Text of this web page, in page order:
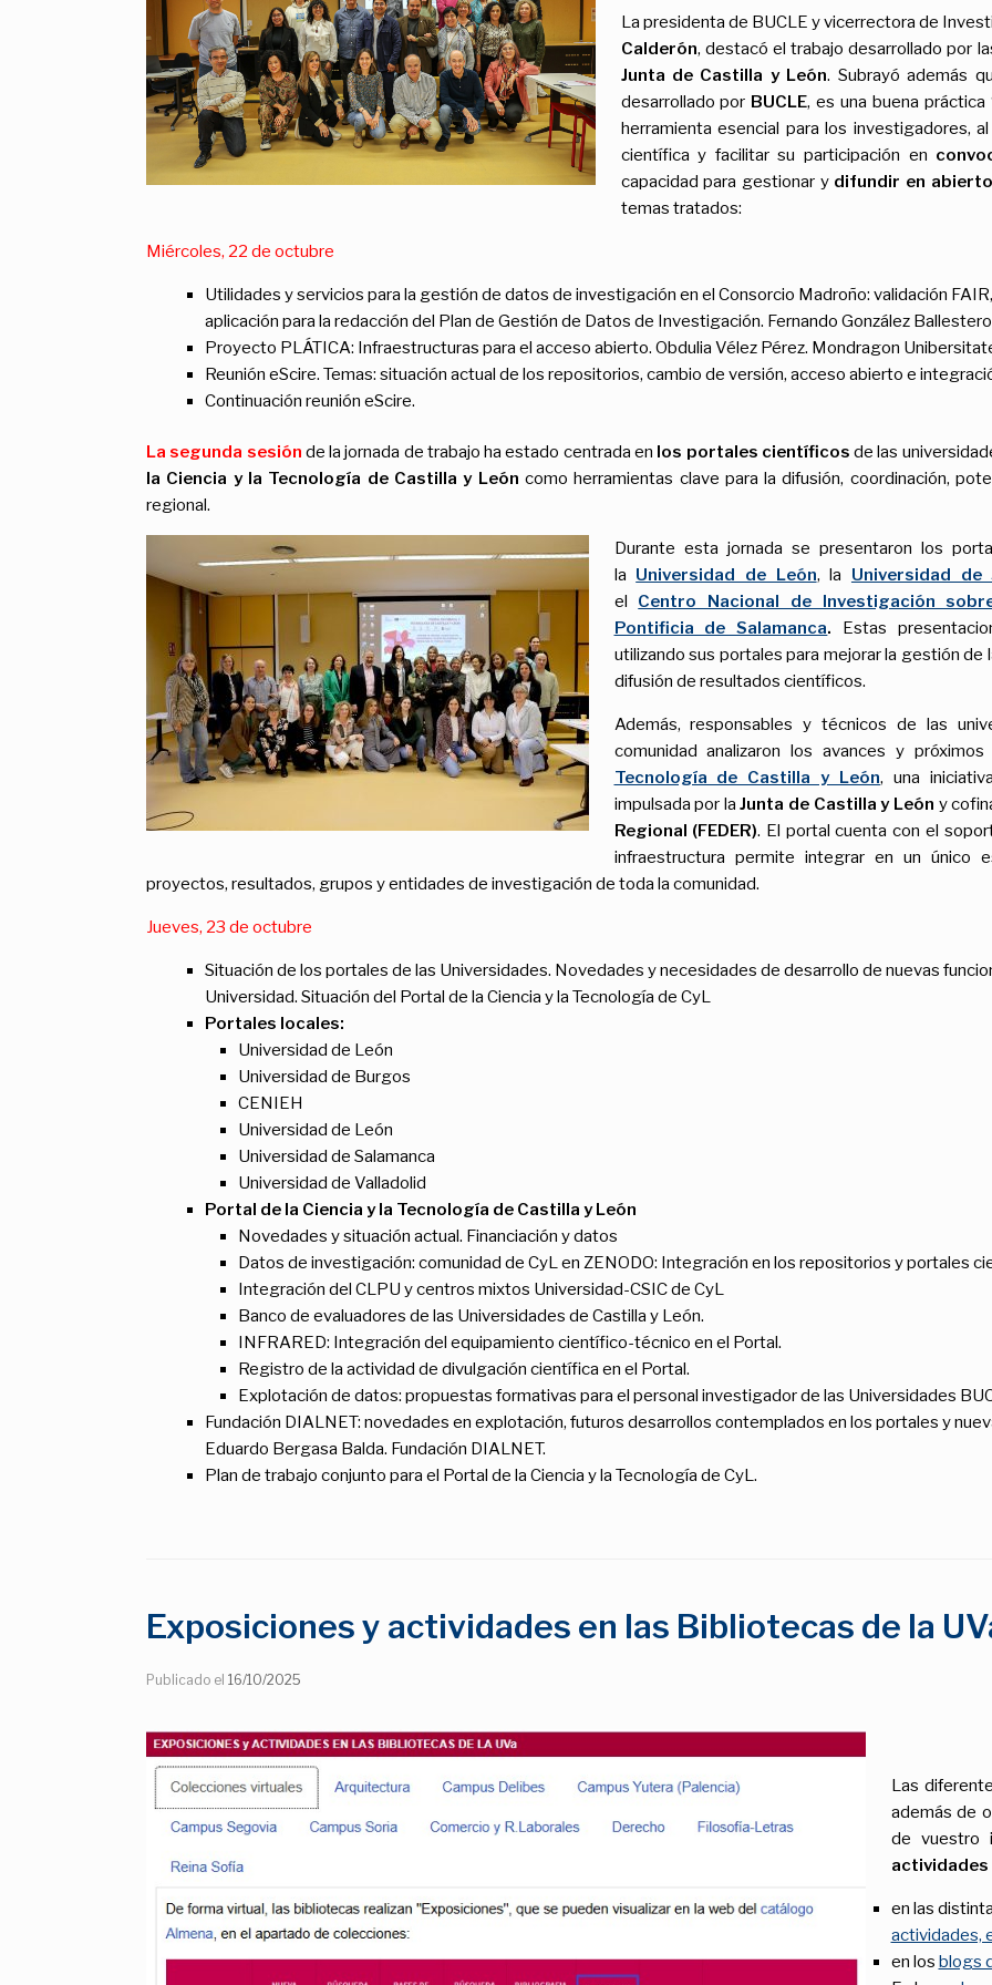
La presidenta de BUCLE y vicerrectora de
Calderón, destacó el trabajo desarrollado por
Junta de Castilla y León. Subrayó además
desarrollado por BUCLE, es una buena
herramienta esencial para los investigadores,
científica y facilitar su participación en
capacidad para gestionar ydifundir en abierto
temas tratados:
Miércoles, 22 de octubre
Utilidades y servicios para la gestión de datos de investigación en el Consorcio Madroño: validación
aplicación para la redacción del Plan de Gestión de Datos de Investigación. Fernando González
Proyecto PLÁTICA: Infraestructuras para el acceso abierto. Obdulia Vélez Pérez. Mondragon
Reunión eScire. Temas: situación actual de los repositorios, cambio de versión, acceso abierto e
Continuación reunión eScire.
La segunda sesión de la jornada de trabajo ha estado centrada en los portales científicos de las
la Ciencia y la Tecnología de Castilla y León como herramientas clave para la difusión, coordinación,
regional.
Durante esta jornada se presentaron los
la Universidad de León, la Universidad de
el Centro Nacional de Investigación
Pontificia de Salamanca. Estas
utilizando sus portales para mejorar la gestión
difusión de resultados científicos.
Además, responsables y técnicos de las
comunidad analizaron los avances y
Tecnología de Castilla y León, una
impulsada por la Junta de Castilla y León y
Regional (FEDER). El portal cuenta con el
infraestructura permite integrar en un único
proyectos, resultados, grupos y entidades de investigación de toda la comunidad.
Jueves, 23 de octubre
Situación de los portales de las Universidades. Novedades y necesidades de desarrollo de nuevas
Universidad. Situación del Portal de la Ciencia y la Tecnología de CyL
Portales locales:
Universidad de León
Universidad de Burgos
CENIEH
Universidad de León
Universidad de Salamanca
Universidad de Valladolid
Portal de la Ciencia y la Tecnología de Castilla y León
Novedades y situación actual. Financiación y datos
Datos de investigación: comunidad de CyL en ZENODO: Integración en los repositorios y portales
Integración del CLPU y centros mixtos Universidad-CSIC de CyL
Banco de evaluadores de las Universidades de Castilla y León.
INFRARED: Integración del equipamiento científico-técnico en el Portal.
Registro de la actividad de divulgación científica en el Portal.
Explotación de datos: propuestas formativas para el personal investigador de las Universidades
Fundación DIALNET: novedades en explotación, futuros desarrollos contemplados en los portales y
Eduardo Bergasa Balda. Fundación DIALNET.
Plan de trabajo conjunto para el Portal de la Ciencia y la Tecnología de CyL.
Exposiciones y actividades en las Bibliotecas de la
Publicado el 16/10/2025
Las
además de
de vuestro
actividades
en las
actividades,
en los blogs